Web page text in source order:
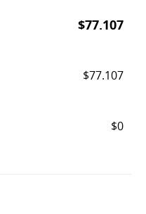
$77.107
$77.107
$0